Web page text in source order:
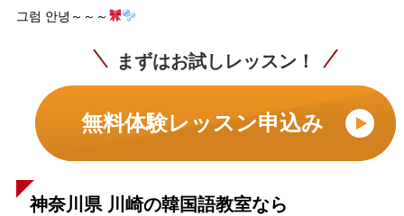
그럼 안녕～～～
まずはお試しレッスン！
無料体験レッスン申込み
神奈川県 川崎の韓国語教室なら